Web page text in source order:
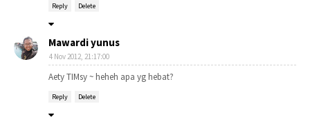
Reply Delete
Mawardi yunus
4 Nov 2012, 21:17:00
Aety TIMsy ~ heheh apa yg hebat?
Reply Delete